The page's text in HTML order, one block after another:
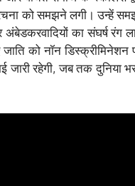
को समझने लगी। उन्हें
का संघर्ष रंग
को नॉन डिस्क्रीमिनेशन
जारी रहेगी, जब तक दुनिया